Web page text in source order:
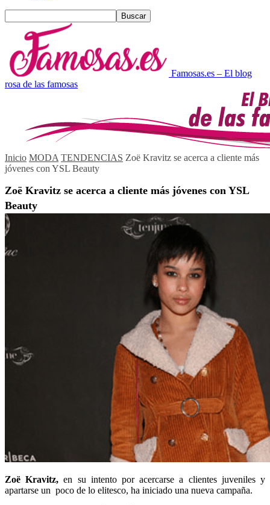
Famosas.es – El blog
rosa de las famosas
Inicio MODA TENDENCIAS Zoë Kravitz se acerca a cliente más
jóvenes con YSL Beauty
Zoë Kravitz se acerca a cliente más jóvenes con YSL
Beauty
Zoë Kravitz,en su intento por acercarse a clientes juveniles y
apartarse un poco de lo elitesco, ha iniciado una nueva campaña.